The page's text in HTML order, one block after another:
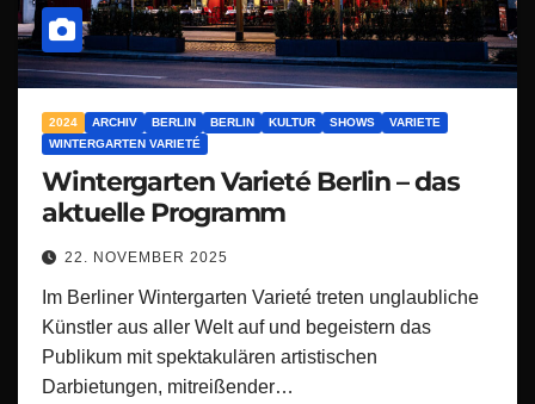
2024 ARCHIV BERLIN BERLIN KULTUR SHOWS
VARIETE
WINTERGARTEN VARIETÉ
Wintergarten Varieté Berlin – das
aktuelle Programm
22. NOVEMBER 2025
Im Berliner Wintergarten Varieté treten unglaubliche
Künstler aus aller Welt auf und begeistern das
Publikum mit spektakulären artistischen
Darbietungen, mitreißender…